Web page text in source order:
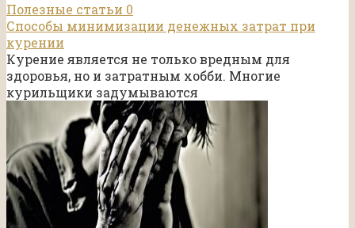
Полезные статьи 0
Способы минимизации денежных затрат при
курении
Курение является не только вредным для
здоровья, но и затратным хобби. Многие
курильщики задумываются